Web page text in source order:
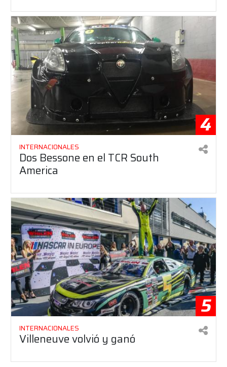
4
INTERNACIONALES
Dos Bessone en el TCR South
America
5
INTERNACIONALES
Villeneuve volvió y ganó